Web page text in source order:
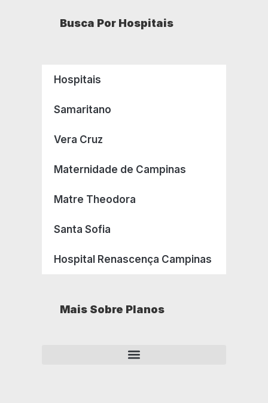
Busca Por Hospitais
Hospitais
Samaritano
Vera Cruz
Maternidade de Campinas
Matre Theodora
Santa Sofia
Hospital Renascença Campinas
Mais Sobre Planos